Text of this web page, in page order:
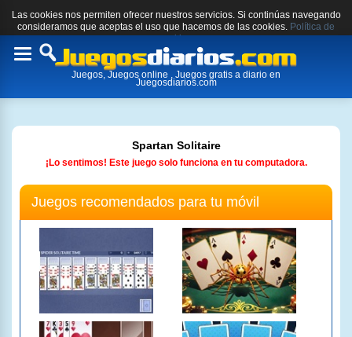
Las cookies nos permiten ofrecer nuestros servicios. Si continúas navegando
consideramos que aceptas el uso que hacemos de las cookies. Política de
cookies.
Toggle
Juegos, Juegos online , Juegos gratis a diario en
Juegosdiarios.com
Spartan Solitaire
¡Lo sentimos! Este juego solo funciona en tu computadora.
Juegos recomendados para tu móvil